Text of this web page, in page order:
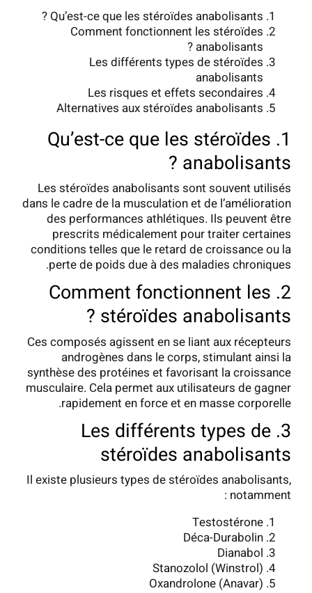
Qu’est-ce que les stéroïdes anabolisants ?
Comment fonctionnent les stéroïdes
anabolisants ?
Les différents types de stéroïdes
anabolisants
Les risques et effets secondaires
Alternatives aux stéroïdes anabolisants
1. Qu’est-ce que les stéroïdes
anabolisants ?
Les stéroïdes anabolisants sont souvent utilisés
dans le cadre de la musculation et de l’amélioration
des performances athlétiques. Ils peuvent être
prescrits médicalement pour traiter certaines
conditions telles que le retard de croissance ou la
perte de poids due à des maladies chroniques.
2. Comment fonctionnent les
stéroïdes anabolisants ?
Ces composés agissent en se liant aux récepteurs
androgènes dans le corps, stimulant ainsi la
synthèse des protéines et favorisant la croissance
musculaire. Cela permet aux utilisateurs de gagner
rapidement en force et en masse corporelle.
3. Les différents types de
stéroïdes anabolisants
Il existe plusieurs types de stéroïdes anabolisants,
notamment :
Testostérone
Déca-Durabolin
Dianabol
Stanozolol (Winstrol)
Oxandrolone (Anavar)